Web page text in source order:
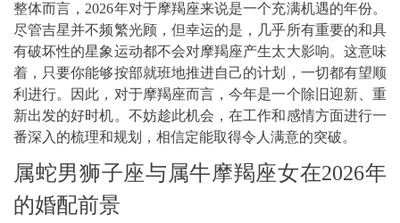
整体而言，2026年对于摩羯座来说是一个充满机遇的年份。
尽管吉星并不频繁光顾，但幸运的是，几乎所有重要的和具
有破坏性的星象运动都不会对摩羯座产生太大影响。这意味
着，只要你能够按部就班地推进自己的计划，一切都有望顺
利进行。因此，对于摩羯座而言，今年是一个除旧迎新、重
新出发的好时机。不妨趁此机会，在工作和感情方面进行一
番深入的梳理和规划，相信定能取得令人满意的突破。
属蛇男狮子座与属牛摩羯座女在2026年
的婚配前景